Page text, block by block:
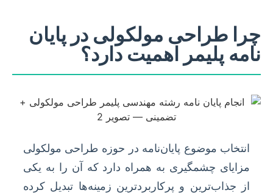
چرا طراحی مولکولی در پایان
نامه پلیمر اهمیت دارد؟
انتخاب موضوع پایان‌نامه در حوزه طراحی مولکولی
مزایای چشمگیری به همراه دارد که آن را به یکی
از جذاب‌ترین و پرکاربردترین زمینه‌ها تبدیل کرده